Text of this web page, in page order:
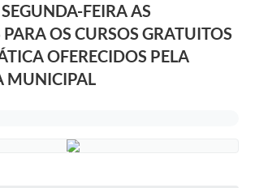
FEIRA AS
OS CURSOS GRATUITOS
OFERECIDOS PELA
MUNICIPAL